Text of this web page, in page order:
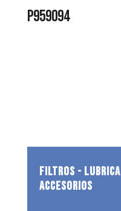
P959094
FILTROS -
ACCESORIOS